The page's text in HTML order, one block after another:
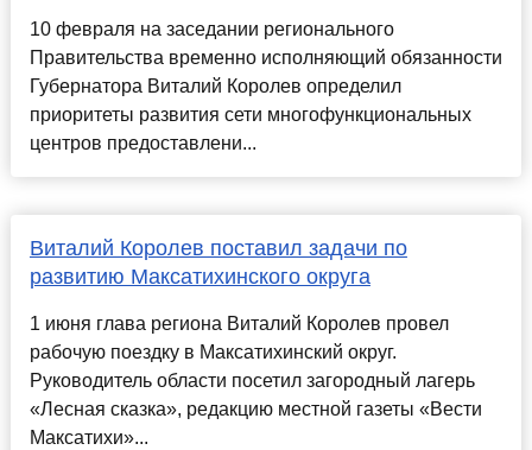
10 февраля на заседании регионального
Правительства временно исполняющий обязанности
Губернатора Виталий Королев определил
приоритеты развития сети многофункциональных
центров предоставлени...
Виталий Королев поставил задачи по
развитию Максатихинского округа
1 июня глава региона Виталий Королев провел
рабочую поездку в Максатихинский округ.
Руководитель области посетил загородный лагерь
«Лесная сказка», редакцию местной газеты «Вести
Максатихи»...